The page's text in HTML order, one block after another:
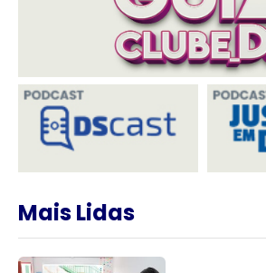
Mais Lidas